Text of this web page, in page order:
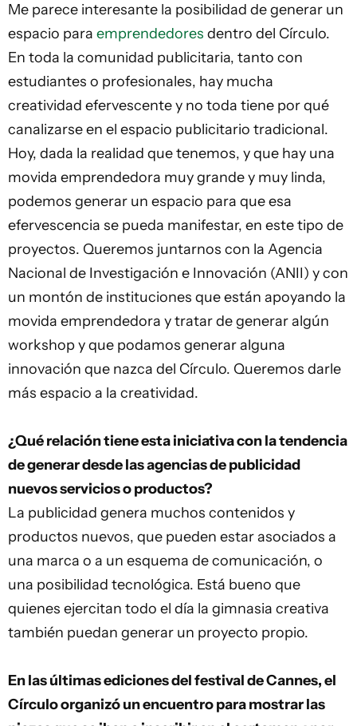
Me parece interesante la posibilidad de generar un
espacio para emprendedores dentro del Círculo.
En toda la comunidad publicitaria, tanto con
estudiantes o profesionales, hay mucha
creatividad efervescente y no toda tiene por qué
canalizarse en el espacio publicitario tradicional.
Hoy, dada la realidad que tenemos, y que hay una
movida emprendedora muy grande y muy linda,
podemos generar un espacio para que esa
efervescencia se pueda manifestar, en este tipo de
proyectos. Queremos juntarnos con la Agencia
Nacional de Investigación e Innovación (ANII) y con
un montón de instituciones que están apoyando la
movida emprendedora y tratar de generar algún
workshop y que podamos generar alguna
innovación que nazca del Círculo. Queremos darle
más espacio a la creatividad.
¿Qué relación tiene esta iniciativa con la tendencia
de generar desde las agencias de publicidad
nuevos servicios o productos?
La publicidad genera muchos contenidos y
productos nuevos, que pueden estar asociados a
una marca o a un esquema de comunicación, o
una posibilidad tecnológica. Está bueno que
quienes ejercitan todo el día la gimnasia creativa
también puedan generar un proyecto propio.
En las últimas ediciones del festival de Cannes, el
Círculo organizó un encuentro para mostrar las